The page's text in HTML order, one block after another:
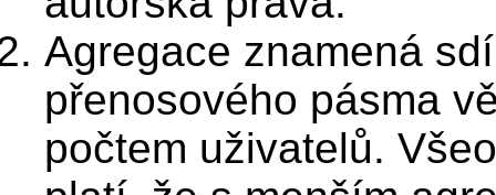
Agregace znamená
přenosového pásma
počtem uživatelů.